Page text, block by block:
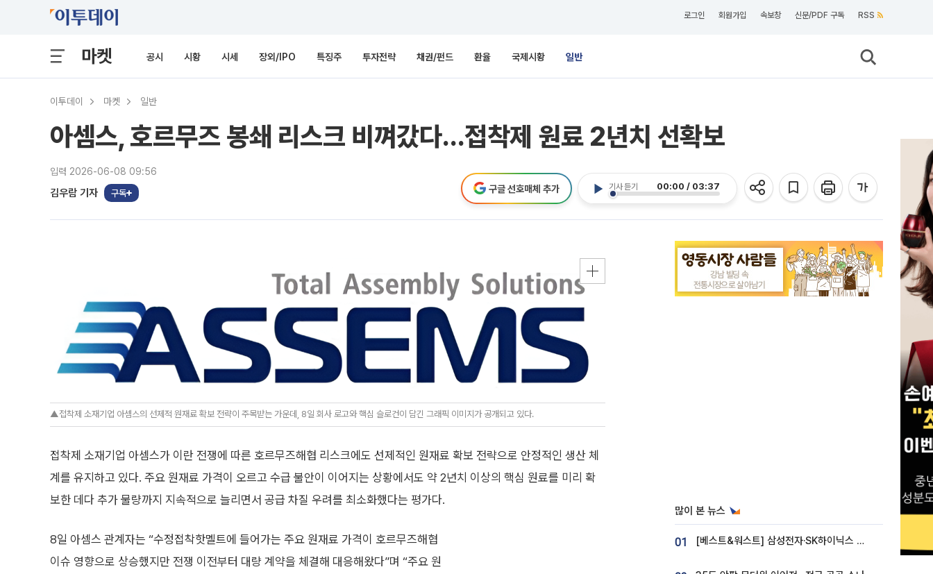
로그인 회원가입 속보창 신문/PDF 구독 RSS
마켓 공시 시황 시세 장외/IPO 특징주 투자전략 채권/펀드 환율 국제시황 일반
이투데이 마켓 일반
아셈스, 호르무즈 봉쇄 리스크 비껴갔다…접착제 원료 2년치 선확보
입력 2026-06-08 09:56
김우람 기자 구독
기사 듣기 00:00 / 03:37
구글 선호매체 추가
▲접착제 소재기업 아셈스의 선제적 원재료 확보 전략이 주목받는 가운데, 8일 회사 로고와 핵심 슬로건이 담긴 그래픽 이미지가 공개되고 있다.
접착제 소재기업 아셈스가 이란 전쟁에 따른 호르무즈해협 리스크에도 선제적인 원재료 확보 전략으로 안정적인 생산 체
계를 유지하고 있다. 주요 원재료 가격이 오르고 수급 불안이 이어지는 상황에서도 약 2년치 이상의 핵심 원료를 미리 확
보한 데다 추가 물량까지 지속적으로 늘리면서 공급 차질 우려를 최소화했다는 평가다.
8일 아셈스 관계자는 “수정접착핫멜트에 들어가는 주요 원재료 가격이 호르무즈해협
이슈 영향으로 상승했지만 전쟁 이전부터 대량 계약을 체결해 대응해왔다”며 “주요 원
많이 본 뉴스
01 [베스트&워스트] 삼성전자·SK하이닉스 밀린 한 주…상상인증권은 85% 급등